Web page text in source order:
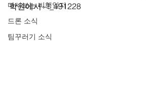
다시보는 비행일지
드론 소식
팀꾸러기 소식
학원에서~!_191228